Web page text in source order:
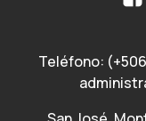
Teléfono: